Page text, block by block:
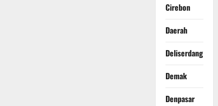
Cirebon
Daerah
Deliserdang
Demak
Denpasar